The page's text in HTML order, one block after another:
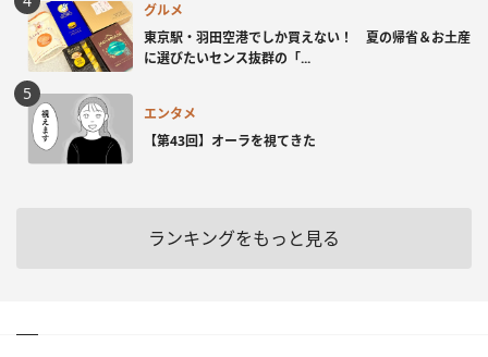
グルメ
東京駅・羽田空港でしか買えない！ 夏の帰省＆お土産
に選びたいセンス抜群の「...
エンタメ
【第43回】オーラを視てきた
ランキングをもっと見る